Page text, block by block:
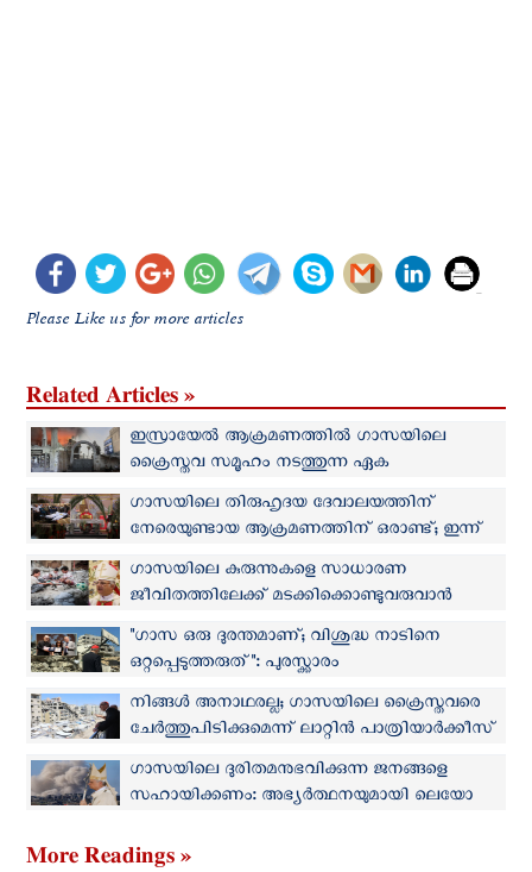
Please Like us for more articles
Related Articles »
ഇസ്രായേല്‍ ആക്രമണത്തില്‍ ഗാസയിലെ
ക്രൈസ്തവ സമൂഹം നടത്തുന്ന ഏക
ആശുപത്രിക്ക് കേടുപാടുകള്‍
ഗാസയിലെ തിരുഹൃദയ ദേവാലയത്തിന്
നേരെയുണ്ടായ ആക്രമണത്തിന് ഒരാണ്ട്; ഇന്ന്
അനുസ്മരണ ദിവ്യബലി
ഗാസയിലെ കുരുന്നുകളെ സാധാരണ
ജീവിതത്തിലേക്ക് മടക്കിക്കൊണ്ടുവരുവാന്‍
ജെറുസലേം പാത്രിയാർക്കേറ്റ്
"ഗാസ ഒരു ദുരന്തമാണ്; വിശുദ്ധ നാടിനെ
ഒറ്റപ്പെടുത്തരുത്": പുരസ്ക്കാരം
സ്വീകരിക്കുന്നതിനിടെ ജെറുസലേം
പാത്രിയാര്‍ക്കീസ്
നിങ്ങള്‍ അനാഥരല്ല; ഗാസയിലെ ക്രൈസ്തവരെ
ചേര്‍ത്തുപിടിക്കുമെന്ന് ലാറ്റിൻ പാത്രിയാർക്കീസ്
ഗാസയിലെ ദുരിതമനുഭവിക്കുന്ന ജനങ്ങളെ
സഹായിക്കണം: അഭ്യര്‍ത്ഥനയുമായി ലെയോ
More Readings »